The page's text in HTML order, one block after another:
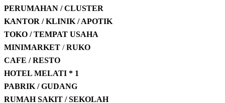
PERUMAHAN / CLUSTER
KANTOR / KLINIK / APOTIK
TOKO / TEMPAT USAHA
MINIMARKET /RUKO
CAFE / RESTO
HOTEL MELATI * 1
PABRIK / GUDANG
RUMAH SAKIT / SEKOLAH